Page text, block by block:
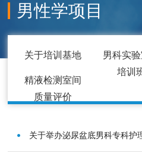
男性学项目
关于培训基地
男科实
培训
精液检测室间
质量评价
关于举办泌尿盆底男科专科护